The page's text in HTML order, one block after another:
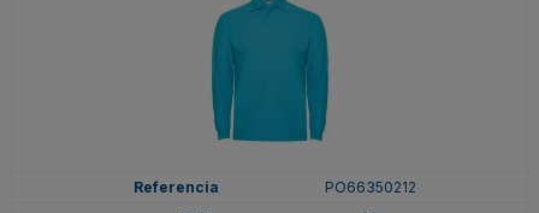
PO66350212